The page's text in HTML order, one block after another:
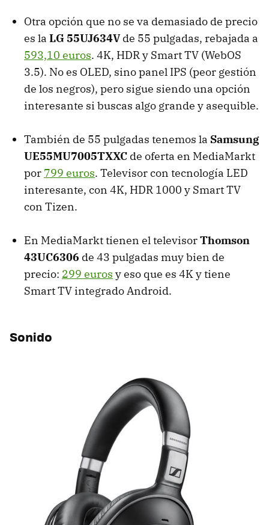
Otra opción que no se va demasiado de precio
es la LG 55UJ634Vde 55 pulgadas, rebajada a
593,10 euros. 4K, HDR y Smart TV (WebOS
3.5). No es OLED, sino panel IPS (peor gestión
de los negros), pero sigue siendo una opción
interesante si buscas algo grande y asequible.
También de 55 pulgadas tenemos la Samsung
UE55MU7005TXXC de oferta en MediaMarkt
por 799 euros. Televisor con tecnología LED
interesante, con 4K, HDR 1000 y Smart TV
con Tizen.
En MediaMarkt tienen el televisorThomson
43UC6306 de 43 pulgadas muy bien de
precio: 299 euros y eso que es 4K y tiene
Smart TV integrado Android.
Sonido